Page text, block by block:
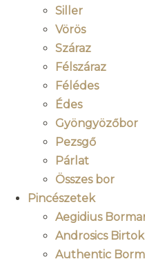
Siller
Vörös
Száraz
Félszáraz
Félédes
Édes
Gyöngyözőbor
Pezsgő
Párlat
Összes bor
Pincészetek
Aegidius
Androsics Birtok
Authentic